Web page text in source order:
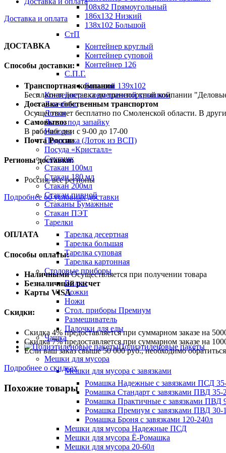
108х82 Прямоугольный
186х132 Низкий
138х102 Большой
СтП
Контейнер круглый
Контейнер суповой
Контейнер 126
С.П.Г.
Большой 139х102
Контейнер с совмещенной крышкой
Ланчбокс
Лотки
Лоток под запайку
Наборы
Подложка (Лоток из ВСП)
Посуда «Кристалл»
Соусник
Стакан 100мл
Стакан 180 мл
Стакан 200мл
Стакан пивной
Стаканы Бумажные
Стакан ПЭТ
Тарелки
Тарелка десертная
Тарелка большая
Тарелка суповая
Тарелка картонная
Столовые приборы
Вилки
Ложки
Ножи
Стол. приборы Премиум
Размешиватель
Палочки для еды
Чашка
Полиэтиленовые пакеты
Мешки для мусора
Мешки для мусора с завязками
Ромашка Надежные с завязками ПСД
Ромашка Стандарт с завязками ПВД 35-
Ромашка Практичные с завязками ПВД
Ромашка Премиум с завязками ПВД 30-
Ромашка Броня с завязками 120-240л
Мешки для мусора Надежные ПСД
Мешки для мусора Ё-Ромашка
Мешки для мусора 20-60л
Доставка и оплата
ДОСТАВКА
Способы доставки:
Транспортная компания
Бесплатная доставка до транспортной компании
Доставка собственным транспортом
Осуществляет бесплатно по Смоленской области. В
Самовывоз
В рабочие дни с 9-00 до 17-00
Почта России
Регионы доставки:
Россия, все регионы
Подробнее об условиях доставки
ОПЛАТА
Способы оплаты:
НаличнымиОсуществляется при получении товара
Безналичный расчет
Карты VISA
Скидки:
Скидка 4% предоставляется при суммарном заказе на
Скидка 7% предоставляется при суммарном заказе на
Если ваш заказ свыше 50 000 руб., необходимо
Подробнее о скидках
Похожие товары